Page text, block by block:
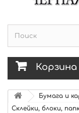
Корзина
Бумага и
Склейки, блоки,